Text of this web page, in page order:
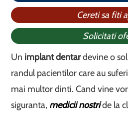
Cereti sa fiti
Solicitati
Un implant dentardevine o
randul pacientilor care au
mai multor dinti. Cand vine
siguranta, medicii nostride la